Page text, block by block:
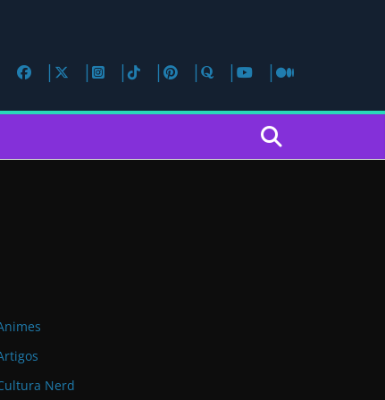
Nerd